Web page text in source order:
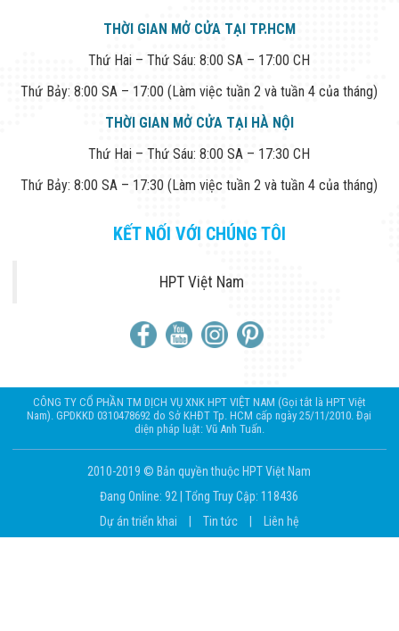
THỜI GIAN MỞ CỬA TẠI TP.HCM
Thứ Hai – Thứ Sáu: 8:00 SA – 17:00 CH
Thứ Bảy: 8:00 SA – 17:00 (Làm việc tuần 2 và tuần 4 của tháng)
THỜI GIAN MỞ CỬA TẠI HÀ NỘI
Thứ Hai – Thứ Sáu: 8:00 SA – 17:30 CH
Thứ Bảy: 8:00 SA – 17:30 (Làm việc tuần 2 và tuần 4 của tháng)
KẾT NỐI VỚI CHÚNG TÔI
HPT Việt Nam
CÔNG TY CỔ PHẦN TM DỊCH VỤ XNK HPT VIỆT NAM (Gọi tắt là HPT Việt
Nam). GPDKKD 0310478692 do Sở KHĐT Tp. HCM cấp ngày 25/11/2010. Đại
diện pháp luật: Vũ Anh Tuấn.
2010-2019 © Bản quyền thuộc HPT Việt Nam
Đang Online: 92 |Tổng Truy Cập: 118436
Dự án triển khai
Tin tức Liên hệ